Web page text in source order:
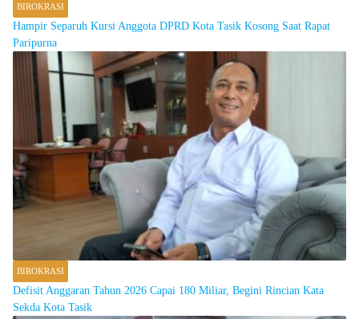
BIROKRASI
Hampir Separuh Kursi Anggota DPRD Kota Tasik Kosong Saat Rapat
Paripurna
BIROKRASI
Defisit Anggaran Tahun 2026 Capai 180 Miliar, Begini Rincian Kata
Sekda Kota Tasik